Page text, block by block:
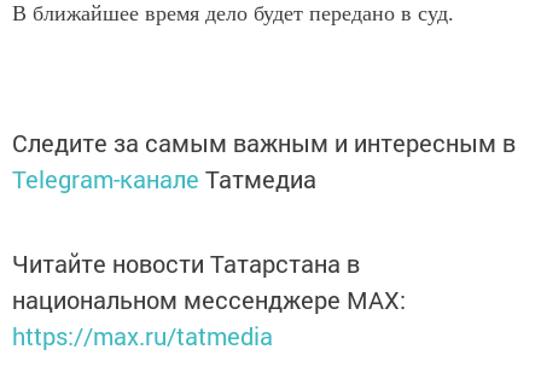
В ближайшее время дело будет передано в суд.
Следите за самым важным и интересным в
Telegram-канале Татмедиа
Читайте новости Татарстана в
национальном мессенджере MАХ:
https://max.ru/tatmedia